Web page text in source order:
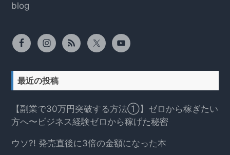
blog
最近の投稿
【副業で30万円突破する方法①】ゼロから稼ぎたい
方へ〜ビジネス経験ゼロから稼げた秘密
ウソ?! 発売直後に3倍の金額になった本